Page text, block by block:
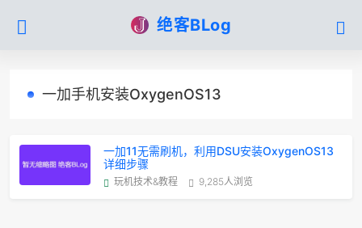
绝客BLog
一加手机安装OxygenOS13
一加11无需刷机，利用DSU安装OxygenOS13
详细步骤
玩机技术&教程 9,285人浏览